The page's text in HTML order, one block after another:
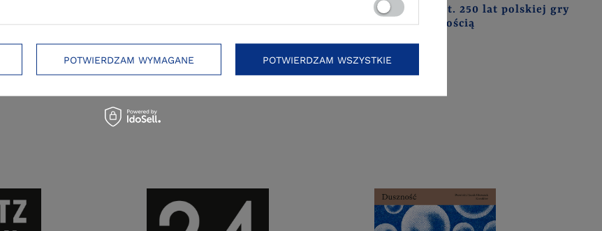
winy. O tym,
Miejski grunt. 250 lat polskiej gry
z nowoczesnością
POTWIERDZAM WYMAGANE POTWIERDZAM WSZYSTKIE